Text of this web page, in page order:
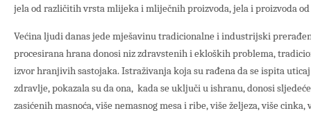
jela od različitih vrsta mlijeka i mliječnih proizvoda, jela i proizvoda od
Većina ljudi danas jede mješavinu tradicionalne i industrijski
procesirana hrana donosi niz zdravstenih i ekloških problema,
izvor hranjivih sastojaka. Istraživanja koja su rađena da se ispita
zdravlje, pokazala su da ona, kada se uključi u ishranu, donosi
zasićenih masnoća, više nemasnog mesa i ribe, više željeza, više